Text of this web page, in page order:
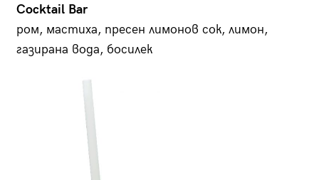
Cocktail Bar
ром, мастиха, пресен лимонов сок, лимон,
газирана вода, босилек